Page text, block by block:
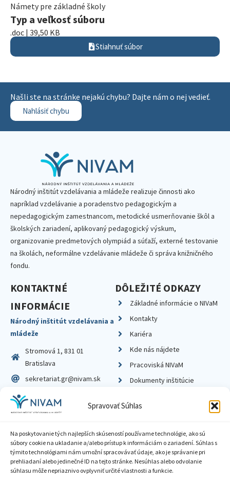
Spravovať Súhlas
Na poskytovanie tých najlepších skúseností používame technológie, ako sú
súbory cookie na ukladanie a/alebo prístup k informáciám o zariadení. Súhlas s
týmito technológiami nám umožní spracovávať údaje, ako je správanie pri
prehliadaní alebo jedinečné ID na tejto stránke. Nesúhlas alebo odvolanie
súhlasu môže nepriaznivo ovplyvniť určité vlastnosti a funkcie.
Námety pre základné školy
Typ a veľkosť súboru
.doc | 39,50 KB
Stiahnuť súbor
Našli ste na stránke nejakú chybu? Dajte nám o nej vedieť.
Nahlásiť chybu
Národný inštitút vzdelávania a mládeže realizuje činnosti ako
napríklad vzdelávanie a poradenstvo pedagogickým a
nepedagogickým zamestnancom, metodické usmerňovanie škôl a
školských zariadení, aplikovaný pedagogický výskum,
organizovanie predmetových olympiád a súťaží, externé testovanie
na školách, neformálne vzdelávanie mládeže či správa knižničného
fondu.
KONTAKTNÉ
INFORMÁCIE
Národný inštitút vzdelávania a
mládeže
Stromová 1, 831 01
Bratislava
sekretariat.gr@nivam.sk
IČO: 00164348
DIČ: 2020798714
DÔLEŽITÉ ODKAZY
Základné informácie o NIVaM
Kontakty
Kariéra
Kde nás nájdete
Pracoviská NIVaM
Dokumenty inštitúcie
Zásady ochrany súkromia